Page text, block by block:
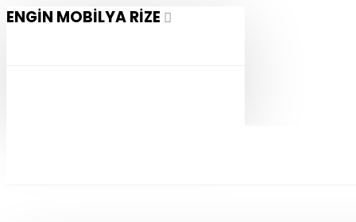
ENGIN MOBILYA RIZE